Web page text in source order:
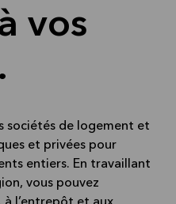
vos
sociétés de logement et
et privées pour
entiers. En travaillant
vous pouvez